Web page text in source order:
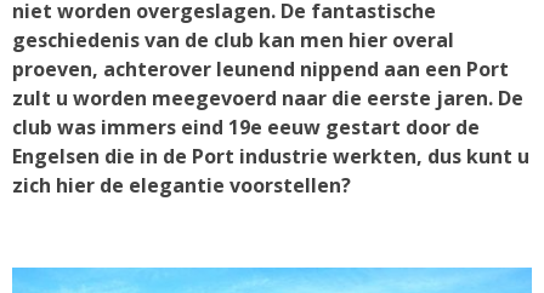
niet worden overgeslagen. De fantastische
geschiedenis van de club kan men hier overal
proeven, achterover leunend nippend aan een Port
zult u worden meegevoerd naar die eerste jaren. De
club was immers eind 19e eeuw gestart door de
Engelsen die in de Port industrie werkten, dus kunt u
zich hier de elegantie voorstellen?